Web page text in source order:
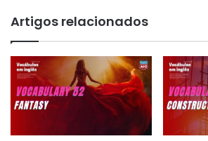
Artigos relacionados